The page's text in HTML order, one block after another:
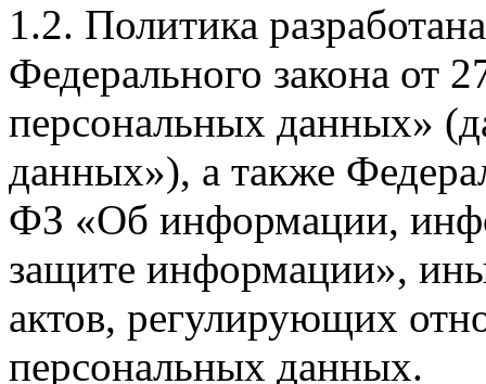
1.2. Политика
Федерального закона
персональных данных»
данных»), а также
ФЗ «Об информации,
защите информации»,
актов, регулирующих
персональных данных.